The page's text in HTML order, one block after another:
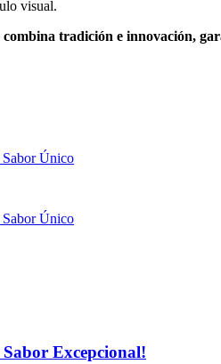
visual.
tradición e innovación,
Excepcional!